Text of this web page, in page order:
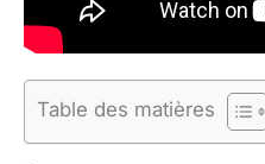
Table des matières